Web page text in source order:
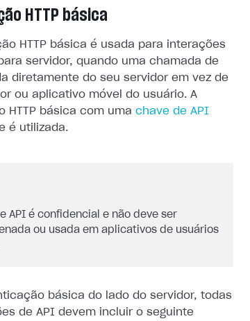
HTTP básica
HTTP básica é usada para interações
servidor, quando uma chamada de
diretamente do seu servidor em vez de
ou aplicativo móvel do usuário. A
HTTP básica com uma chave de API
é utilizada.
API é confidencial e não deve ser
ou usada em aplicativos de usuários
básica do lado do servidor, todas
de API devem incluir o seguinte